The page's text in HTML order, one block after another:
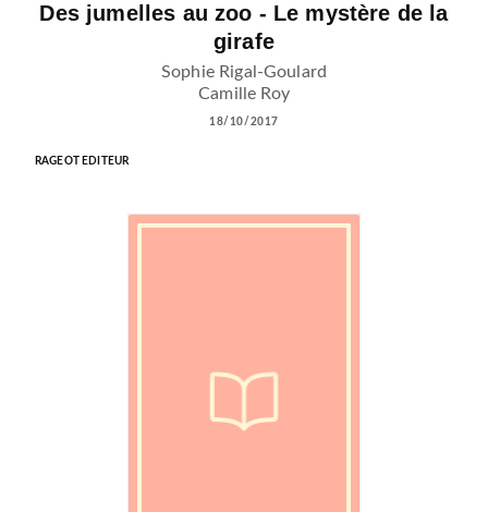
Des jumelles au zoo - Le mystère de la
girafe
Sophie Rigal-Goulard
Camille Roy
18/10/2017
RAGEOT EDITEUR